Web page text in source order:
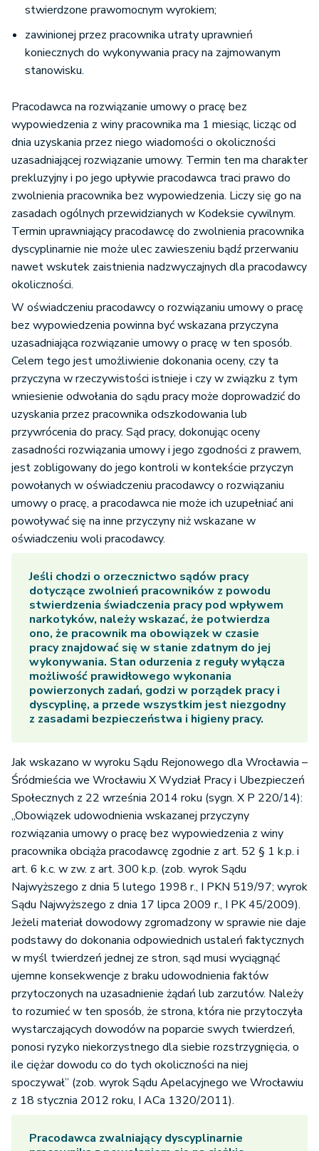
stwierdzone prawomocnym wyrokiem;
zawinionej przez pracownika utraty uprawnień
koniecznych do wykonywania pracy na zajmowanym
stanowisku.
Pracodawca na rozwiązanie umowy o pracę bez
wypowiedzenia z winy pracownika ma 1 miesiąc, licząc od
dnia uzyskania przez niego wiadomości o okoliczności
uzasadniającej rozwiązanie umowy. Termin ten ma charakter
prekluzyjny i po jego upływie pracodawca traci prawo do
zwolnienia pracownika bez wypowiedzenia. Liczy się go na
zasadach ogólnych przewidzianych w Kodeksie cywilnym.
Termin uprawniający pracodawcę do zwolnienia pracownika
dyscyplinarnie nie może ulec zawieszeniu bądź przerwaniu
nawet wskutek zaistnienia nadzwyczajnych dla pracodawcy
okoliczności.
W oświadczeniu pracodawcy o rozwiązaniu umowy o pracę
bez wypowiedzenia powinna być wskazana przyczyna
uzasadniająca rozwiązanie umowy o pracę w ten sposób.
Celem tego jest umożliwienie dokonania oceny, czy ta
przyczyna w rzeczywistości istnieje i czy w związku z tym
wniesienie odwołania do sądu pracy może doprowadzić do
uzyskania przez pracownika odszkodowania lub
przywrócenia do pracy. Sąd pracy, dokonując oceny
zasadności rozwiązania umowy i jego zgodności z prawem,
jest zobligowany do jego kontroli w kontekście przyczyn
powołanych w oświadczeniu pracodawcy o rozwiązaniu
umowy o pracę, a pracodawca nie może ich uzupełniać ani
powoływać się na inne przyczyny niż wskazane w
oświadczeniu woli pracodawcy.
Jeśli chodzi o orzecznictwo sądów pracy
dotyczące zwolnień pracowników z powodu
stwierdzenia świadczenia pracy pod wpływem
narkotyków, należy wskazać, że potwierdza
ono, że pracownik ma obowiązek w czasie
pracy znajdować się w stanie zdatnym do jej
wykonywania. Stan odurzenia z reguły wyłącza
możliwość prawidłowego wykonania
powierzonych zadań, godzi w porządek pracy i
dyscyplinę, a przede wszystkim jest niezgodny
z zasadami bezpieczeństwa i higieny pracy.
Jak wskazano w wyroku Sądu Rejonowego dla Wrocławia –
Śródmieścia we Wrocławiu X Wydział Pracy i Ubezpieczeń
Społecznych z 22 września 2014 roku (sygn. X P 220/14):
„Obowiązek udowodnienia wskazanej przyczyny
rozwiązania umowy o pracę bez wypowiedzenia z winy
pracownika obciąża pracodawcę zgodnie z art. 52 § 1 k.p. i
art. 6 k.c. w zw. z art. 300 k.p. (zob. wyrok Sądu
Najwyższego z dnia 5 lutego 1998 r., I PKN 519/97; wyrok
Sądu Najwyższego z dnia 17 lipca 2009 r., I PK 45/2009).
Jeżeli materiał dowodowy zgromadzony w sprawie nie daje
podstawy do dokonania odpowiednich ustaleń faktycznych
w myśl twierdzeń jednej ze stron, sąd musi wyciągnąć
ujemne konsekwencje z braku udowodnienia faktów
przytoczonych na uzasadnienie żądań lub zarzutów. Należy
to rozumieć w ten sposób, że strona, która nie przytoczyła
wystarczających dowodów na poparcie swych twierdzeń,
ponosi ryzyko niekorzystnego dla siebie rozstrzygnięcia, o
ile ciężar dowodu co do tych okoliczności na niej
spoczywał” (zob. wyrok Sądu Apelacyjnego we Wrocławiu
z 18 stycznia 2012 roku, I ACa 1320/2011).
Pracodawca zwalniający dyscyplinarnie